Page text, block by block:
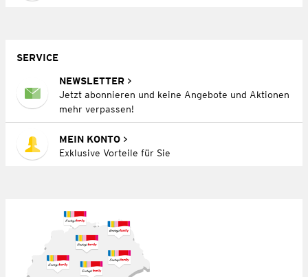
SERVICE
NEWSLETTER
Jetzt abonnieren und keine Angebote und Aktionen
mehr verpassen!
MEIN KONTO
Exklusive Vorteile für Sie